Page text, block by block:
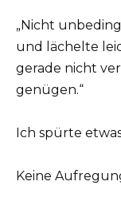
„Nicht
und lächelte
gerade nicht
genügen.“
Ich spürte
Keine